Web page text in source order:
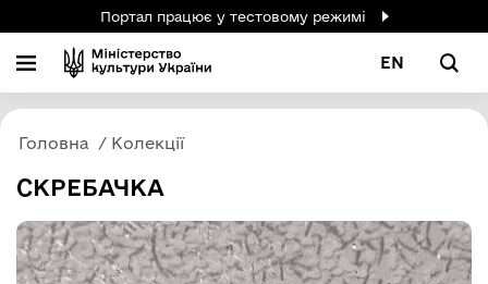
Портал працює у тестовому режимі
EN
Головна Колекції
СКРЕБАЧКА